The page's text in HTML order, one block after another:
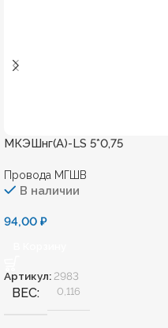
МКЭШнг(А)-LS 5*0,75
Провода МГШВ
В наличии
94,00 ₽
Артикул: 2983
ВЕС 0,116